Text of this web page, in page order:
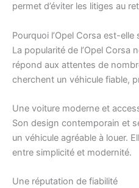
permet d’éviter les litiges au
Pourquoi l’Opel Corsa est-
La popularité de l’Opel Corsa
répond aux attentes de
cherchent un véhicule fiable,
Une voiture moderne et
Son design contemporain et
un véhicule agréable à louer.
entre simplicité et modernité.
Une réputation de fiabilité